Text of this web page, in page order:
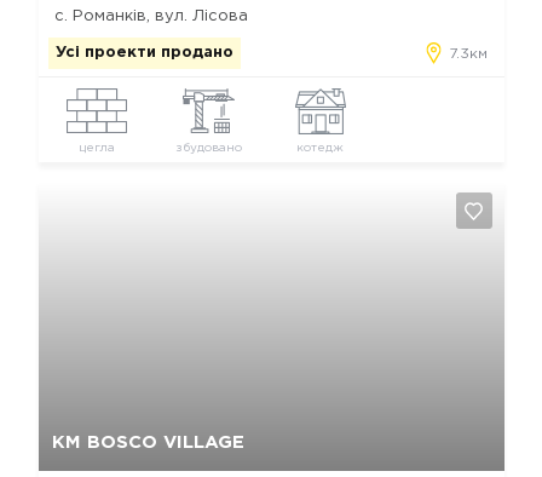
с. Романків, вул. Лісова
Усі проекти продано 7.3км
цегла збудовано котедж
КМ BOSCO VILLAGE